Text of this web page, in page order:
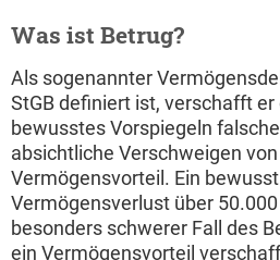
Was ist Betrug?
Als sogenannter
StGB definiert ist, verschafft
bewusstes Vorspiegeln
absichtliche Verschweigen
Vermögensvorteil. Ein
Vermögensverlust über
besonders schwerer Fall des
ein Vermögensvorteil